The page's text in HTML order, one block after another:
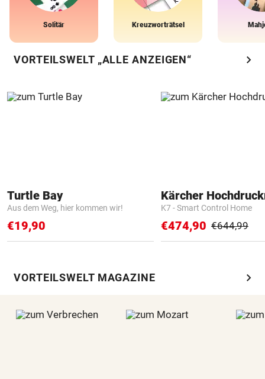
Solitär Kreuzworträtsel
VORTEILSWELT „ALLE ANZEIGEN“ chevron_right
Turtle Bay
Aus dem Weg, hier kommen wir!
€19,90
Kärcher
K7 - Smart Control Home
€474,90 €644,99
VORTEILSWELT MAGAZINE chevron_right